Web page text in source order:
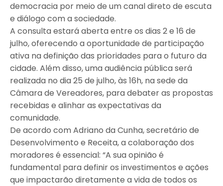
democracia por meio de um canal direto de escuta
e diálogo com a sociedade.
A consulta estará aberta entre os dias 2 e 16 de
julho, oferecendo a oportunidade de participação
ativa na definição das prioridades para o futuro da
cidade. Além disso, uma audiência pública será
realizada no dia 25 de julho, às 16h, na sede da
Câmara de Vereadores, para debater as propostas
recebidas e alinhar as expectativas da
comunidade.
De acordo com Adriano da Cunha, secretário de
Desenvolvimento e Receita, a colaboração dos
moradores é essencial: “A sua opinião é
fundamental para definir os investimentos e ações
que impactarão diretamente a vida de todos os